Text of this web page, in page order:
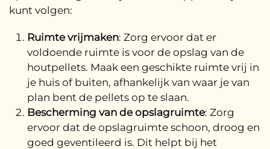
kunt volgen:
Ruimte vrijmaken: Zorg ervoor dat er
voldoende ruimte is voor de opslag van de
houtpellets. Maak een geschikte ruimte vrij in
je huis of buiten, afhankelijk van waar je van
plan bent de pellets op te slaan.
Bescherming van de opslagruimte: Zorg
ervoor dat de opslagruimte schoon, droog en
goed geventileerd is. Dit helpt bij het